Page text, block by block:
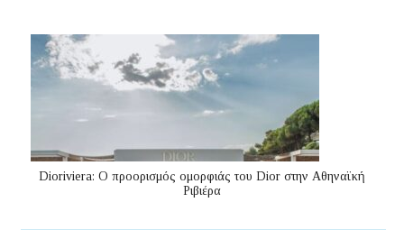
Dioriviera: Ο προορισμός ομορφιάς του Dior στην Αθηναϊκή
Ριβιέρα